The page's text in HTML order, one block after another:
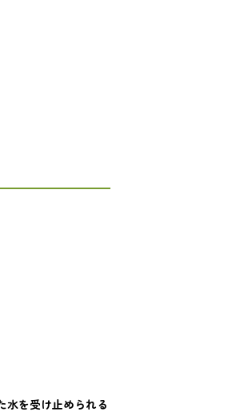
水を受け止められる